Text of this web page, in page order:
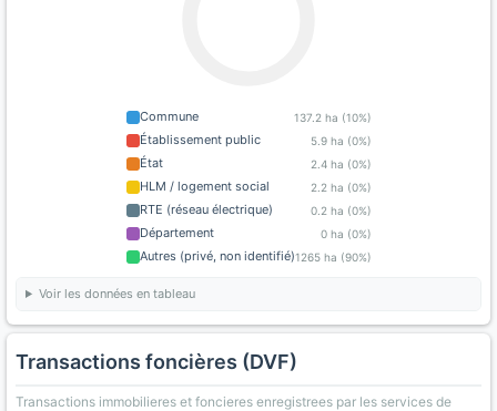
Commune 137.2 ha (10%)
Établissement public 5.9 ha (0%)
État 2.4 ha (0%)
HLM / logement social 2.2 ha (0%)
RTE (réseau électrique) 0.2 ha (0%)
Département 0 ha (0%)
Autres (privé, non identifié)1265 ha (90%)
Voir les données en tableau
Transactions foncières (DVF)
Transactions immobilieres et foncieres enregistrees par les services de